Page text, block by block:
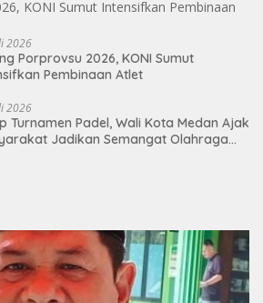
2026
Porprovsu 2026, KONI Sumut
Pembinaan Atlet
2026
Turnamen Padel, Wali Kota Medan Ajak
Jadikan Semangat Olahraga